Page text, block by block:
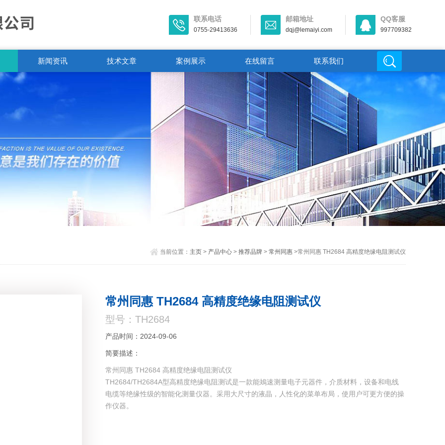
联系电话
0755-29413636
邮箱地址
dqj@lemaiyi.com
QQ客服
997709382
新闻资讯 技术文章 案例展示 在线留言 联系我们
当前位置： 主页> 产品中心> 推荐品牌> 常州同惠>常州同惠 TH2684 高精度绝缘电阻测试仪
常州同惠 TH2684 高精度绝缘电阻测试仪
型号：TH2684
产品时间：2024-09-06
简要描述：
常州同惠 TH2684 高精度绝缘电阻测试仪
TH2684/TH2684A型高精度绝缘电阻测试是一款能鴂速测量电子元器件，介质材料，设备和电线
电缆等绝缘性级的智能化测量仪器。采用大尺寸的液晶，人性化的菜单布局，使用户可更方便的操
作仪器。